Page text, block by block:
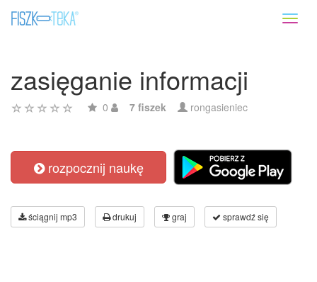
zasięganie informacji
0 7 fiszek rongasieniec
rozpocznij naukę
ściągnij mp3 drukuj graj sprawdź się